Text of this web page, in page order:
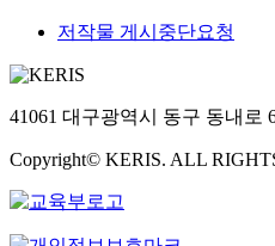
저작물 게시중단요청
41061 대구광역시 동구 동내로
Copyright© KERIS. ALL